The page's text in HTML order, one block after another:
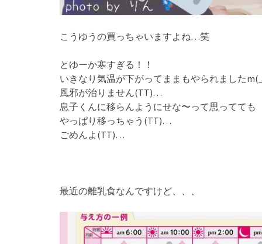
こうゆうの買っちゃいますよね…笑
とゆーか寒すぎる！！
いきなり気温が下がってままもやられました
風邪が治りません(TT)…
息子くんに移らんようにせな〜って思ってても
やっぱり移っちゃう(TT)…
ごめんよ(TT)…
最近の離乳食なんですけど、、、